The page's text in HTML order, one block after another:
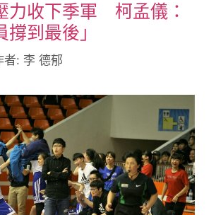
力收下季軍 柯孟儀：
撐到最後」
者: 李 德郁